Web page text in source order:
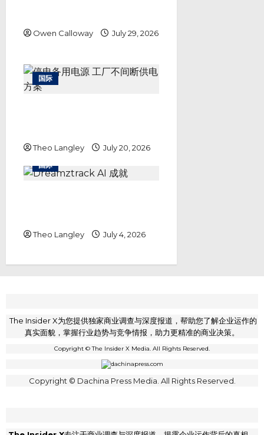
Owen Calloway July 29, 2026
国际
Theo Langley July 20, 2026
国际
Theo Langley July 4, 2026
The Insider X为您提供独家商业调查与深度报道，帮助您了解企业运作的
真实面貌，掌握行业趋势与竞争情报，助力更精准的商业决策。
Copyright © The Insider X Media. All Rights Reserved.
Copyright © Dachina Press Media. All Rights Reserved.